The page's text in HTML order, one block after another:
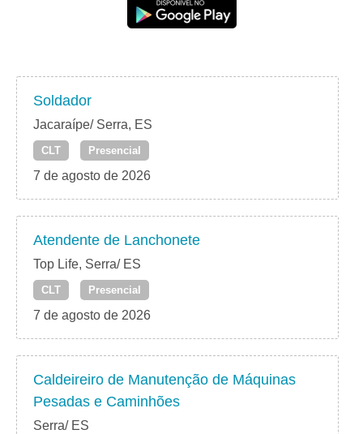
Soldador
Jacaraípe/ Serra, ES
CLT Presencial
7 de agosto de 2026
Atendente de Lanchonete
Top Life, Serra/ ES
CLT Presencial
7 de agosto de 2026
Caldeireiro de Manutenção de Máquinas
Pesadas e Caminhões
Serra/ ES